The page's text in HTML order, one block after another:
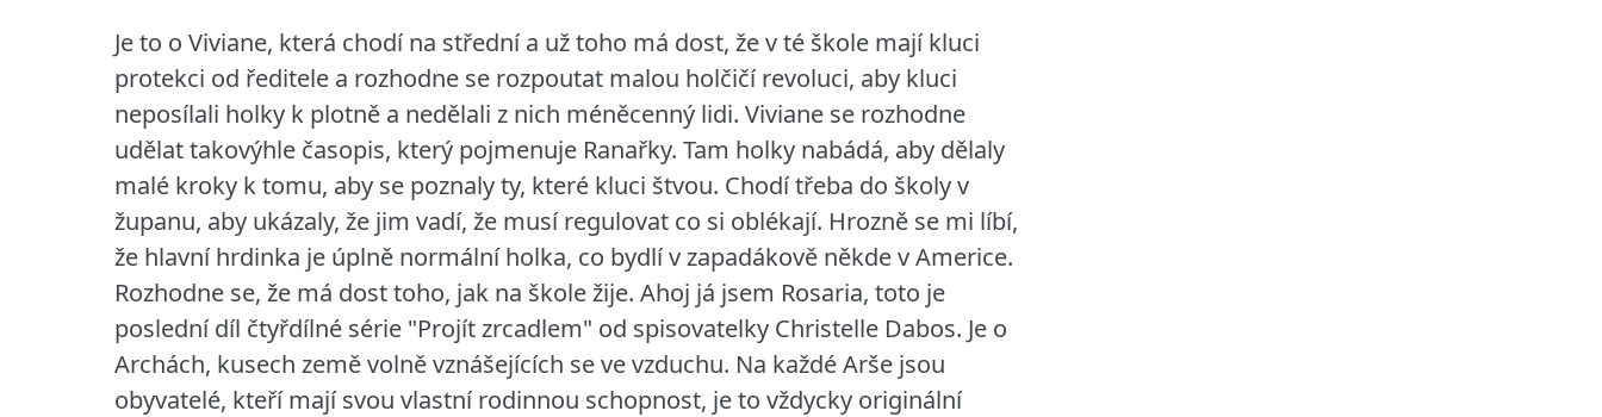
Je to o Viviane, která chodí na střední a už toho má dost, že v té škole mají kluci
protekci od ředitele a rozhodne se rozpoutat malou holčičí revoluci, aby kluci
neposílali holky k plotně a nedělali z nich méněcenný lidi. Viviane se rozhodne
udělat takovýhle časopis, který pojmenuje Ranařky. Tam holky nabádá, aby dělaly
malé kroky k tomu, aby se poznaly ty, které kluci štvou. Chodí třeba do školy v
županu, aby ukázaly, že jim vadí, že musí regulovat co si oblékají. Hrozně se mi líbí,
že hlavní hrdinka je úplně normální holka, co bydlí v zapadákově někde v Americe.
Rozhodne se, že má dost toho, jak na škole žije. Ahoj já jsem Rosaria, toto je
poslední díl čtyřdílné série "Projít zrcadlem" od spisovatelky Christelle Dabos. Je o
Archách, kusech země volně vznášejících se ve vzduchu. Na každé Arše jsou
obyvatelé, kteří mají svou vlastní rodinnou schopnost, je to vždycky originální